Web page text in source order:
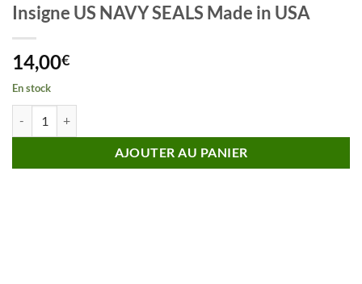
Insigne US NAVY SEALS Made in USA
14,00€
En stock
AJOUTER AU PANIER